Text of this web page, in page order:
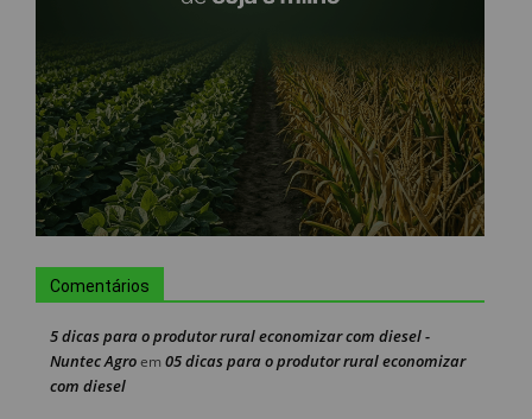
Comentários
5 dicas para o produtor rural economizar com diesel -
Nuntec Agroem 05 dicas para o produtor rural economizar
com diesel